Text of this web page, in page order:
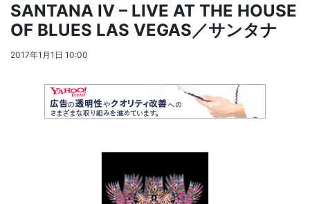
SANTANA IV – LIVE AT THE HOUSE
OF BLUES LAS VEGAS／サンタナ
2017年1月1日 10:00